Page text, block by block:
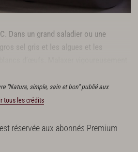
Dans un grand saladier ou une
sel gris et les algues et les
"Nature, simple, sain et bon" publié aux
tous les crédits
réservée aux abonnés Premium